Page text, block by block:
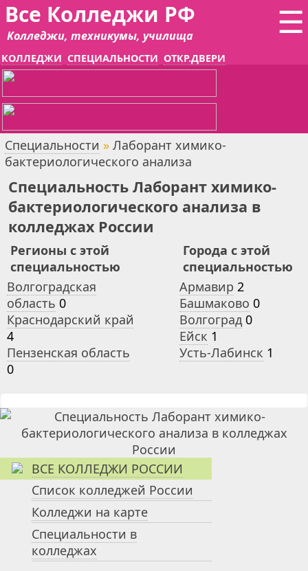
☰
Все Колледжи РФ
Колледжи, техникумы, училища
КОЛЛЕДЖИ СПЕЦИАЛЬНОСТИ ОТКР.ДВЕРИ
Специальности » Лаборант химико-
бактериологического анализа
Специальность Лаборант химико-
бактериологического анализа в
колледжах России
Регионы с этой
специальностью
Волгоградская
область 0
Краснодарский край
4
Пензенская область
0
Города с этой
специальностью
Армавир 2
Башмаково 0
Волгоград 0
Ейск 1
Усть-Лабинск 1
ВСЕ КОЛЛЕДЖИ РОССИИ
Список колледжей России
Колледжи на карте
Специальности в
колледжах